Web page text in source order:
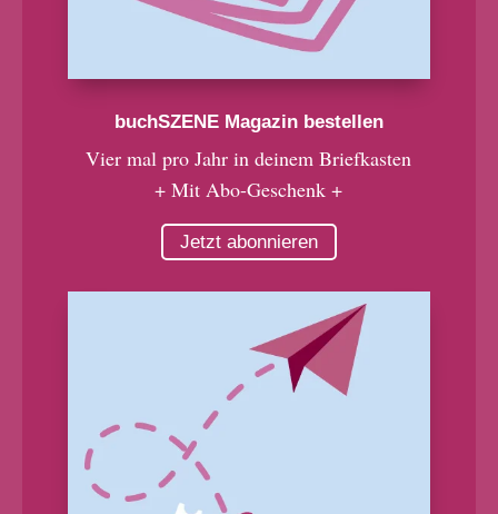
buchSZENE Magazin bestellen
Vier mal pro Jahr in deinem Briefkasten
+ Mit Abo-Geschenk +
Jetzt abonnieren